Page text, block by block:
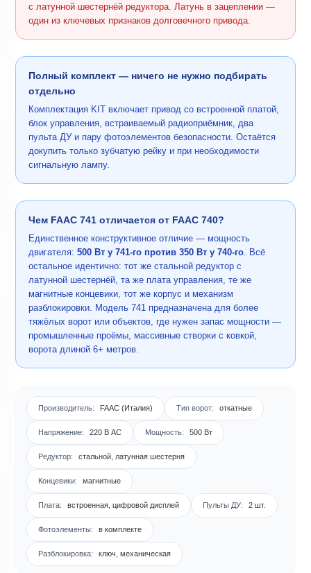
с латунной шестернёй редуктора. Латунь в зацеплении —
один из ключевых признаков долговечного привода.
Полный комплект — ничего не нужно подбирать
отдельно
Комплектация KIT включает привод со встроенной платой,
блок управления, встраиваемый радиоприёмник, два
пульта ДУ и пару фотоэлементов безопасности. Остаётся
докупить только зубчатую рейку и при необходимости
сигнальную лампу.
Чем FAAC 741 отличается от FAAC 740?
Единственное конструктивное отличие — мощность
двигателя: 500 Вт у 741-го против 350 Вт у 740-го . Всё
остальное идентично: тот же стальной редуктор с
латунной шестернёй, та же плата управления, те же
магнитные концевики, тот же корпус и механизм
разблокировки. Модель 741 предназначена для более
тяжёлых ворот или объектов, где нужен запас мощности —
промышленные проёмы, массивные створки с ковкой,
ворота длиной 6+ метров.
Производитель: FAAC (Италия) Тип ворот: откатные
Напряжение: 220 В AC Мощность: 500 Вт
Редуктор: стальной, латунная шестерня
Концевики: магнитные
Плата: встроенная, цифровой дисплей Пульты ДУ: 2 шт.
Фотоэлементы: в комплекте
Разблокировка: ключ, механическая